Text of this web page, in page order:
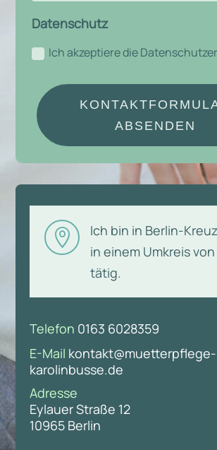
Datenschutz
Ich akzeptiere die
ABSENDEN
Alternative:

Ich bin in Berlin-
in einem Umkreis von
tätig.
Telefon 0163 6028359
E-Mail kontakt@muetterpflege-
karolinbusse.de
Adresse
Eylauer Straße 12
10965 Berlin